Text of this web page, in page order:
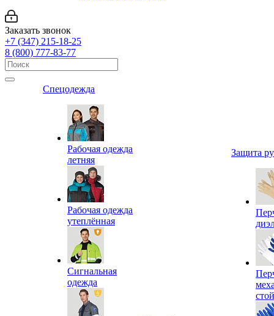
Заказать звонок
+7 (347) 215-18-25
8 (800) 777-83-77
Спецодежда
Рабочая одежда
летняя
Рабочая одежда
утеплённая
Сигнальная
одежда
Защита